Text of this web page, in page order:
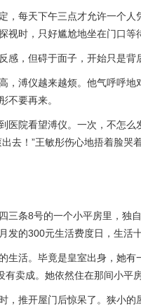
，每天下午三点才允许一个
视时，只好尴尬地坐在门口等
感，但碍于面子，开始只是背
，溥仪越来越烦。他气呼呼地
不要再来。
医院看望溥仪。一次，不怎
去！”王敏彤伤心地捂着脸哭着
三条8号的一个小平房里，独
发的300元生活费度日，生活十
生活。毕竟是皇室出身，她有
卖成。她依然住在那间小平房
，推开屋门后惊呆了。狭小的